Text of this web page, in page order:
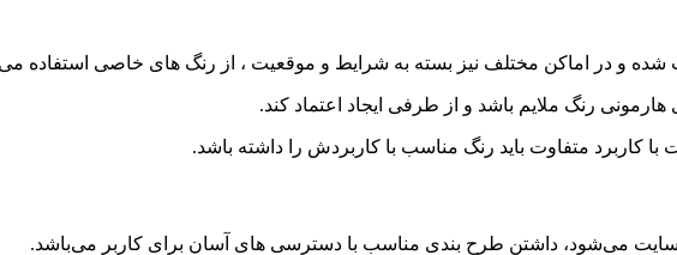
شده و در اماکن مختلف نیز بسته به شرایط و موقعیت ، از رنگ های خاصی استفاده
رنگ ملایم باشد و از طرفی ایجاد اعتماد کند.
با کاربرد متفاوت باید رنگ مناسب با کاربردش را داشته باشد.
می‌شود، داشتن طرح بندی مناسب با دسترسی های آسان برای کاربر می‌باشد.